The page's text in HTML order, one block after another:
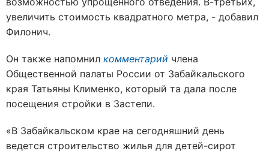
увеличить стоимость квадратного метра, - добавил
Филонич.
Он также напомнил комментарий члена
Общественной палаты России от Забайкальского
края Татьяны Клименко, который та дала после
посещения стройки в Застепи.
«В Забайкальском крае на сегодняшний день
ведется строительство жилья для детей-сирот